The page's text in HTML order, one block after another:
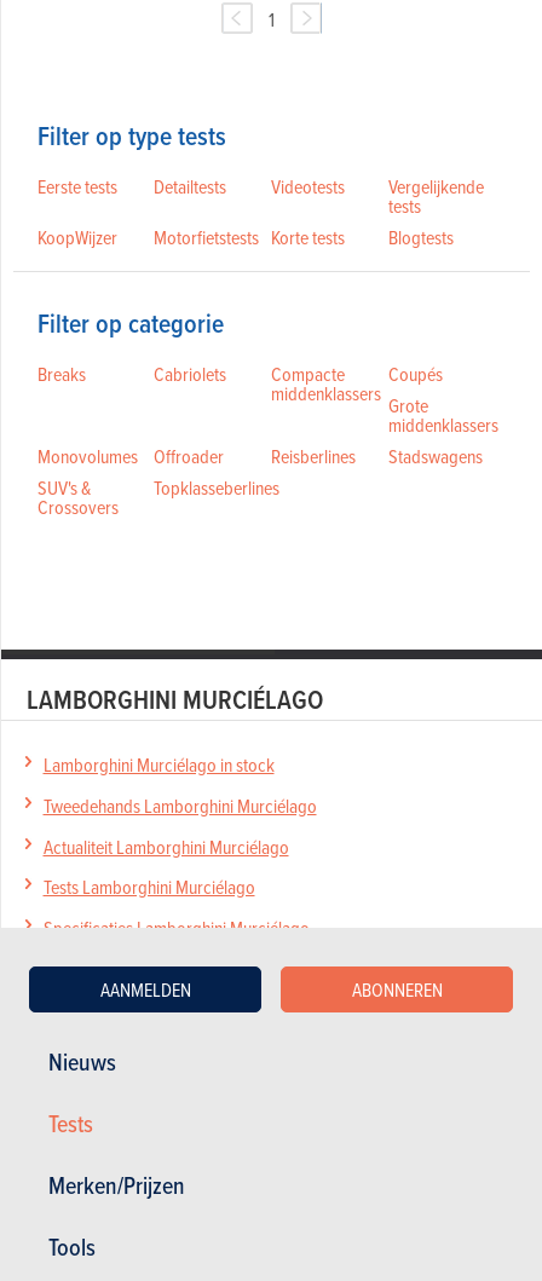
Nieuws
Tests
Merken/Prijzen
Tools
AANMELDEN ABONNEREN
1
Filter op type tests
Eerste tests Detailtests Videotests Vergelijkende
tests
KoopWijzer
Motorfietstests Korte tests Blogtests
Filter op categorie
Breaks Cabriolets Compacte
middenklassers
Coupés
Grote
middenklassers
Monovolumes
Offroader Reisberlines
Stadswagens
SUV's &
Crossovers
Topklasseberlines
LAMBORGHINI MURCIÉLAGO
Lamborghini Murciélago in stock
Tweedehands Lamborghini Murciélago
Actualiteit Lamborghini Murciélago
Tests Lamborghini Murciélago
Specificaties Lamborghini Murciélago
Nieuws
©2026 Produpress NV | Over ProduPress |
Intellectuele eigendomsrechten